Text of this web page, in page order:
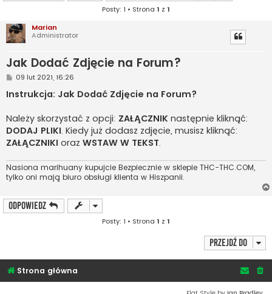
Posty: 1 • Strona 1 z 1
Marian
Administrator
Jak Dodać Zdjęcie na Forum?
P
s
t
09 lut 2021, 16:26
Instrukcja: Jak Dodać Zdjęcie na Forum?
Należy skorzystać z opcji: ZAŁĄCZNIK następnie kliknąć:
DODAJ PLIKI. Kiedy już dodasz zdjęcie, musisz kliknąć:
ZAŁĄCZNIKI oraz WSTAW W TEKST.
Nasiona marihuany kupujcie Bezpiecznie w sklepie THC-THC.COM,
tylko oni mają biuro obsługi klienta w Hiszpanii.
ODPOWIEDZ
Posty: 1 • Strona 1 z 1
Przejdź do
Strona główna